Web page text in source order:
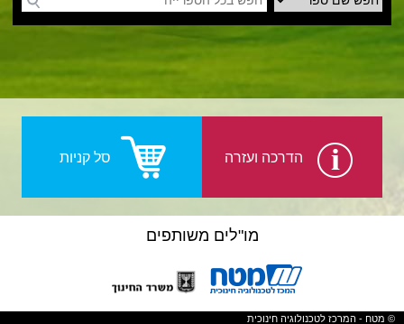
יהודית-ישראלית
הדרכה ועזרה סל קניות
מו"לים משותפים
© מטח - המרכז לטכנולוגיה חינוכית